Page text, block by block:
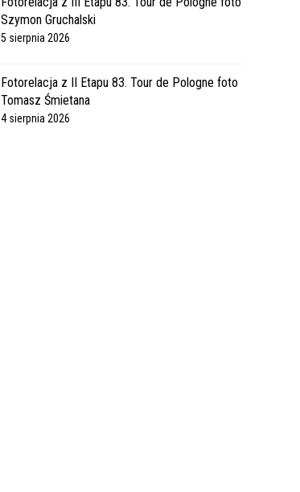
Szymon Gruchalski
5 sierpnia 2026
Fotorelacja z II Etapu 83. Tour de Pologne foto
Tomasz Śmietana
4 sierpnia 2026